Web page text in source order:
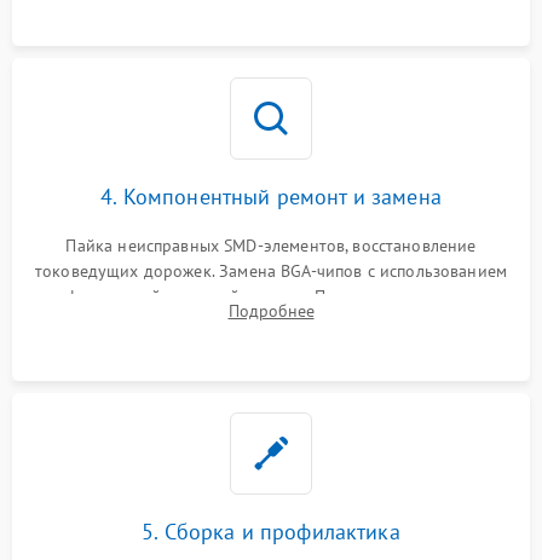
4. Компонентный ремонт и замена
Пайка неисправных SMD-элементов, восстановление
токоведущих дорожек. Замена BGA-чипов с использованием
инфракрасной паяльной станции. Прошивка микросхемы
BIOS или замена поврежденных портов USB
Подробнее
5. Сборка и профилактика